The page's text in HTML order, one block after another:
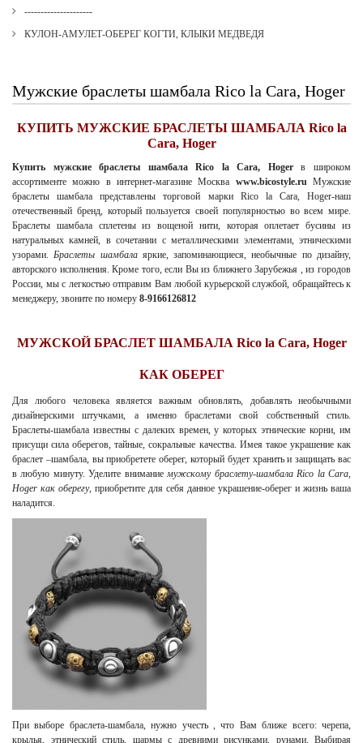
---------------------
КУЛОН-АМУЛЕТ-ОБЕРЕГ КОГТИ, КЛЫКИ МЕДВЕДЯ
Мужские браслеты шамбала Rico la Cara, Hoger
КУПИТЬ МУЖСКИЕ БРАСЛЕТЫ ШАМБАЛА Rico la
Cara, Hoger
Купить мужские браслеты шамбала Rico la Cara, Hogerв широком
ассортименте можно в интернет-магазине Москва www.bicostyle.ruМужские
браслеты шамбала представлены торговой марки Rico la Cara, Hoger-наш
отечественный бренд, который пользуется своей популярностью во всем мире.
Браслеты шамбала сплетены из вощеной нити, которая оплетает бусины из
натуральных камней, в сочетании с металлическими элементами, этническими
узорами.Браслеты шамбала яркие, запоминающиеся, необычные по дизайну,
авторского исполнения. Кроме того, если Вы из ближнего Зарубежья , из городов
России, мы с легкостью отправим Вам любой курьерской службой, обращайтесь к
менеджеру, звоните по номеру 8-9166126812
МУЖСКОЙ БРАСЛЕТ ШАМБАЛА Rico la Cara, Hoger
КАК ОБЕРЕГ
Для любого человека является важным обновлять, добавлять необычными
дизайнерскими штучками, а именно браслетами свой собственный стиль.
Браслеты-шамбала известны с далеких времен, у которых этнические корни, им
присущи сила оберегов, тайные, сокральные качества. Имея такое украшение как
браслет –шамбала, вы приобретете оберег, который будет хранить и защищать вас
в любую минуту. Уделите вниманиемужскому браслету-шамбала Rico la Cara,
Hoger как оберегу, приобретите для себя данное украшение-оберег и жизнь ваша
наладится.
При выборе браслета-шамбала, нужно учесть , что Вам ближе всего: черепа,
крылья, этнический стиль, шармы с древними рисунками, рунами. Выбирая